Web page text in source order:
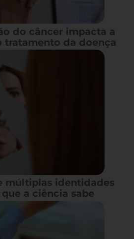
do câncer impacta a
tratamento da doença
múltiplas identidades
que a ciência sabe